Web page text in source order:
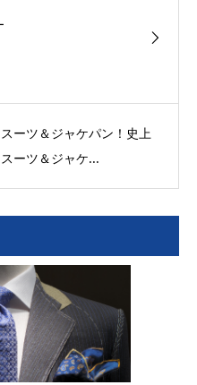
ーツ＆ジャケパン！史上
ーツ＆ジャケ...